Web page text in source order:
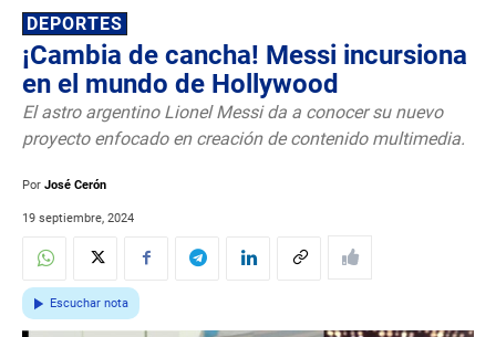
DEPORTES
¡Cambia de cancha! Messi incursiona
en el mundo de Hollywood
El astro argentino Lionel Messi da a conocer su nuevo
proyecto enfocado en creación de contenido multimedia.
Por José Cerón
19 septiembre, 2024
Escuchar nota